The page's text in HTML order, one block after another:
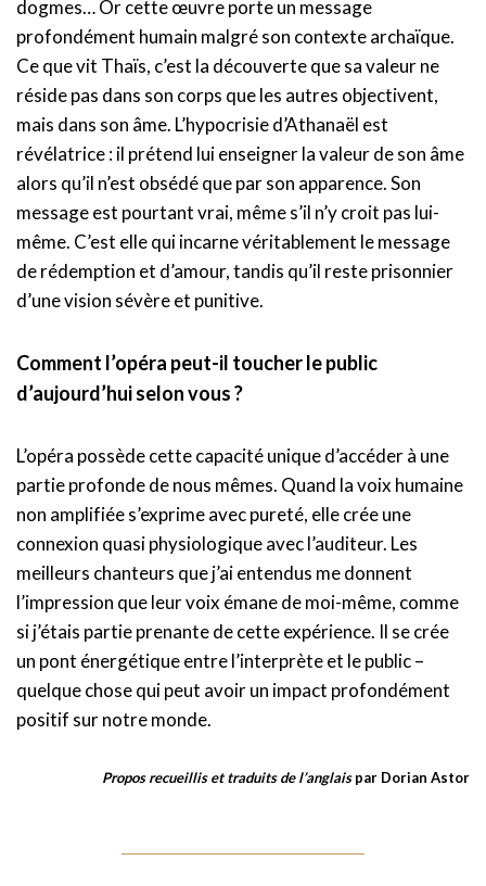
dogmes… Or cette œuvre porte un message
profondément humain malgré son contexte archaïque.
Ce que vit Thaïs, c’est la découverte que sa valeur ne
réside pas dans son corps que les autres objectivent,
mais dans son âme. L’hypocrisie d’Athanaël est
révélatrice : il prétend lui enseigner la valeur de son âme
alors qu’il n’est obsédé que par son apparence. Son
message est pourtant vrai, même s’il n’y croit pas lui-
même. C’est elle qui incarne véritablement le message
de rédemption et d’amour, tandis qu’il reste prisonnier
d’une vision sévère et punitive.
Comment l’opéra peut-il toucher le public
d’aujourd’hui selon vous ?
L’opéra possède cette capacité unique d’accéder à une
partie profonde de nous mêmes. Quand la voix humaine
non amplifiée s’exprime avec pureté, elle crée une
connexion quasi physiologique avec l’auditeur. Les
meilleurs chanteurs que j’ai entendus me donnent
l’impression que leur voix émane de moi-même, comme
si j’étais partie prenante de cette expérience. Il se crée
un pont énergétique entre l’interprète et le public –
quelque chose qui peut avoir un impact profondément
positif sur notre monde.
Propos recueillis et traduits de l’anglaispar Dorian Astor